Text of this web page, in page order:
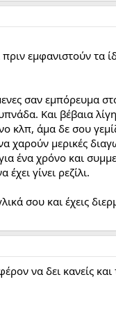
εμφανιστούν τα
σαν εμπόρευμα
Και βέβαια
κλπ, άμα δε σου
χαρούν μερικές
ένα χρόνο και
γίνει ρεζίλι.
σου και έχεις
να δει κανείς και